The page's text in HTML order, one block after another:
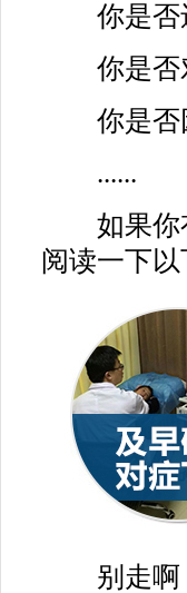
你是否
你是否对
你是否因
......
如果你有
阅读一下
别走啊，